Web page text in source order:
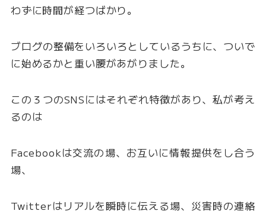
わずに時間が経つばかり。
ブログの整備をいろいろとしているうちに、ついで
に始めるかと重い腰があがりました。
この３つのSNSにはそれぞれ特徴があり、私が考え
るのは
Facebookは交流の場、お互いに情報提供をし合う
場、
Twitterはリアルを瞬時に伝える場、災害時の連絡